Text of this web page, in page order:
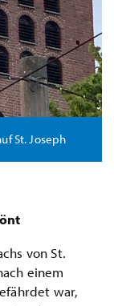
St. Joseph
von St.
einem
war,